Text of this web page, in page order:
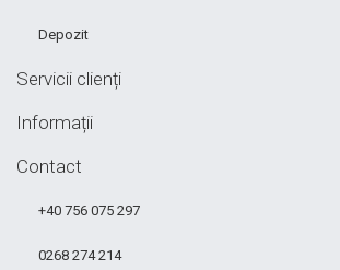
Depozit
Servicii clienți
Informații
Contact
+40 756 075 297
0268 274 214